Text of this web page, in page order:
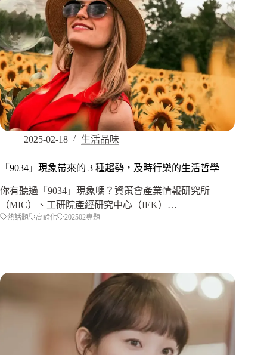
2025-02-18 生活品味
「9034」現象帶來的 3 種趨勢，及時行樂的生活哲學
你有聽過「9034」現象嗎？資策會產業情報研究所
（MIC）、工研院產經研究中心（IEK）…
熱話題 高齡化 202502專題